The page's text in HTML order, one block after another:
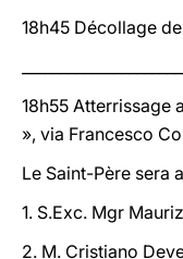
18h45 Décollage
18h55 Atterrissage
», via Francesco
Le Saint-Père sera
1. S.Exc. Mgr
2. M. Cristiano